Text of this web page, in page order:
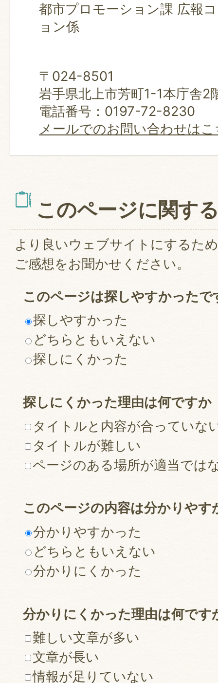
都市プロモーション課 広報
ョン係
〒024-8501
岩手県北上市芳町1-1本庁舎2
電話番号：0197-72-8230
メールでのお問い合わせは
このページに関す
より良いウェブサイトにするた
ご感想をお聞かせください。
このページは探しやすかったで
探しやすかった
どちらともいえない
探しにくかった
探しにくかった理由は何ですか
タイトルと内容が合っていな
タイトルが難しい
ページのある場所が適当では
このページの内容は分かりやす
分かりやすかった
どちらともいえない
分かりにくかった
分かりにくかった理由は何です
難しい文章が多い
文章が長い
情報が足りていない